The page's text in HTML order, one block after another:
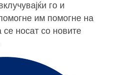
го и
им помогне на
носат со новите